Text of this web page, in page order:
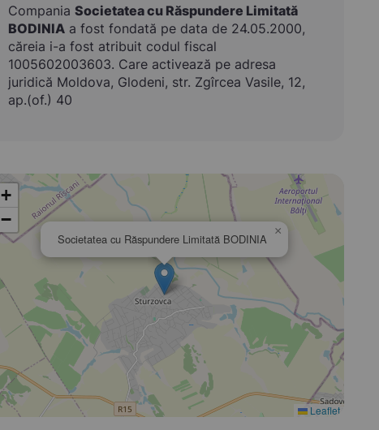
Compania Societatea cu Răspundere Limitată
BODINIAa fost fondată pe data de 24.05.2000,
căreia i-a fost atribuit codul fiscal
1005602003603. Care activează pe adresa
juridică Moldova, Glodeni, str. Zgîrcea Vasile, 12,
ap.(of.) 40
Societatea cu Răspundere Limitată BODINIA
×
+
−
Leaflet